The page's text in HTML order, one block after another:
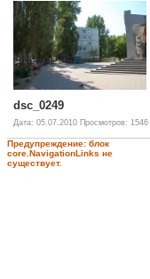
dsc_0249
Дата: 05.07.2010 Просмотров: 1546
Предупреждение: блок
core.NavigationLinks не
существует.